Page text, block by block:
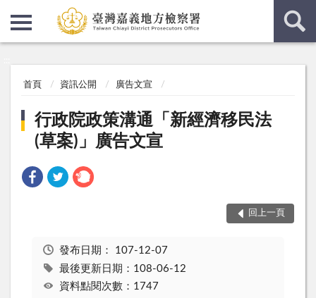
首頁 資訊公開 廣告文宣
行政院政策溝通「新經濟移民法
(草案)」廣告文宣
回上一頁
發布日期： 107-12-07
最後更新日期：108-06-12
資料點閱次數：1747